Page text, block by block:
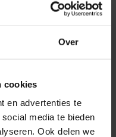
Over
cookies
en advertenties te
media te bieden
Ook delen we
Verzend
Strip in Noord